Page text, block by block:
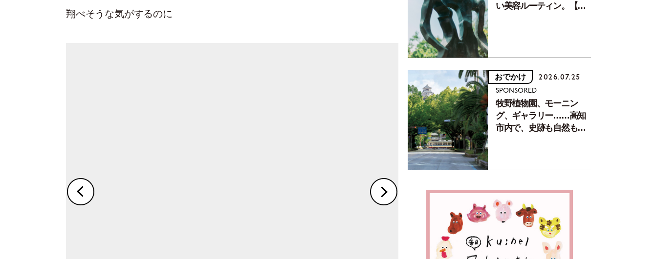
翔べそうな気がするのに
い美容ルーティン。【中
おでかけ 2026.07.25
SPONSORED
牧野植物園、モーニン
グ、ギャラリー……高知
市内で、史跡も自然もグ